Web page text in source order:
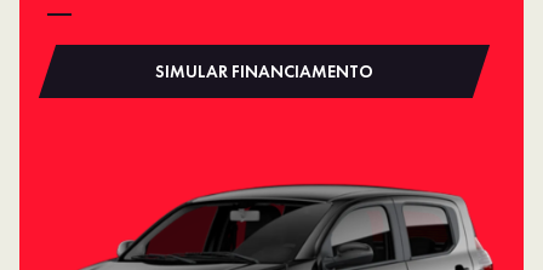
SIMULAR FINANCIAMENTO